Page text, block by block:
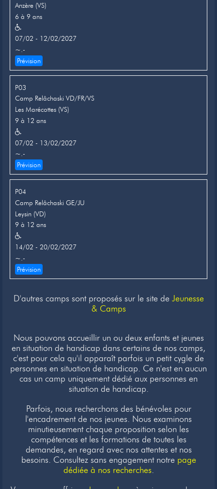
Anzère (VS)
6 à 9 ans
07/02 - 12/02/2027
~.-
Prévision
P03
Camp Relâchaski VD/FR/VS
Les Marécottes (VS)
9 à 12 ans
07/02 - 13/02/2027
~.-
Prévision
P04
Camp Relâchaski GE/JU
Leysin (VD)
9 à 12 ans
14/02 - 20/02/2027
~.-
Prévision
D'autres camps sont proposés sur le site de Jeunesse
& Camps
Nous pouvons accueillir un ou deux enfants et jeunes
en situation de handicap dans certains de nos camps,
c'est pour cela qu'il apparaît parfois un petit cygle de
personnes en situation de handicap. Ce n'est en aucun
cas un camp uniquement dédié aux personnes en
situation de handicap.
Parfois, nous recherchons des bénévoles pour
l'encadrement de nos jeunes. Nous examinons
minutieusement chaque proposition selon les
compétences et les formations de toutes les
demandes, en regard avec nos attentes et nos
besoins. Consultez sans engagement notre page
dédiée à nos recherches.